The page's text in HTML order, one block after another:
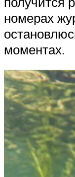
номерах
моментах.